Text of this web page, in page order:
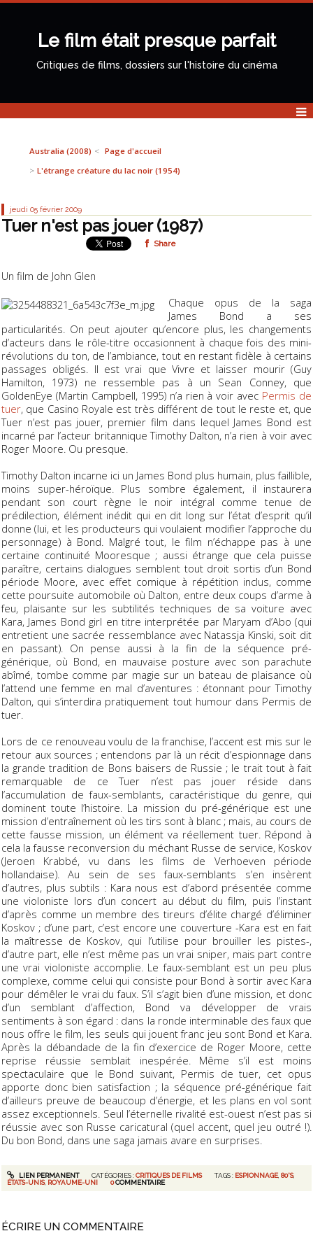
Le film était presque parfait
Critiques de films, dossiers sur l'histoire du cinéma
Australia (2008)
Page d'accueil
L'étrange créature du lac noir (1954)
jeudi 05 février 2009
Tuer n'est pas jouer (1987)
Share
Un film de John Glen
Chaque opus de la saga
James Bond a ses
particularités. On peut ajouter qu’encore plus, les changements
d’acteurs dans le rôle-titre occasionnent à chaque fois des mini-
révolutions du ton, de l’ambiance, tout en restant fidèle à certains
passages obligés. Il est vrai que Vivre et laisser mourir(Guy
Hamilton, 1973) ne ressemble pas à un Sean Conney, que
GoldenEye (Martin Campbell, 1995) n’a rien à voir avec Permis de
tuer, que Casino Royale est très différent de tout le reste et, que
Tuer n’est pas jouer, premier film dans lequel James Bond est
incarné par l’acteur britannique Timothy Dalton, n’a rien à voir avec
Roger Moore. Ou presque.
Timothy Dalton incarne ici un James Bond plus humain, plus faillible,
moins super-héroïque. Plus sombre également, il instaurera
pendant son court règne le noir intégral comme tenue de
prédilection, élément inédit qui en dit long sur l’état d’esprit qu’il
donne (lui, et les producteurs qui voulaient modifier l’approche du
personnage) à Bond. Malgré tout, le film n’échappe pas à une
certaine continuité Mooresque ; aussi étrange que cela puisse
paraître, certains dialogues semblent tout droit sortis d’un Bond
période Moore, avec effet comique à répétition inclus, comme
cette poursuite automobile où Dalton, entre deux coups d’arme à
feu, plaisante sur les subtilités techniques de sa voiture avec
Kara, James Bond girl en titre interprétée par Maryam d’Abo (qui
entretient une sacrée ressemblance avec Natassja Kinski, soit dit
en passant). On pense aussi à la fin de la séquence pré-
générique, où Bond, en mauvaise posture avec son parachute
abîmé, tombe comme par magie sur un bateau de plaisance où
l’attend une femme en mal d’aventures : étonnant pour Timothy
Dalton, qui s’interdira pratiquement tout humour dans Permis de
tuer
Lors de ce renouveau voulu de la franchise, l’accent est mis sur le
retour aux sources ; entendons par là un récit d’espionnage dans
la grande tradition de Bons baisers de Russie ; le trait tout à fait
remarquable de ceTuer n’est pas jouer réside dans
l’accumulation de faux-semblants, caractéristique du genre, qui
dominent toute l’histoire. La mission du pré-générique est une
mission d’entraînement où les tirs sont à blanc ; mais, au cours de
cette fausse mission, un élément va réellement tuer. Répond à
cela la fausse reconversion du méchant Russe de service, Koskov
(Jeroen Krabbé, vu dans les films de Verhoeven période
hollandaise). Au sein de ses faux-semblants s’en insèrent
d’autres, plus subtils : Kara nous est d’abord présentée comme
une violoniste lors d’un concert au début du film, puis l’instant
d’après comme un membre des tireurs d’élite chargé d’éliminer
Koskov ; d’une part, c’est encore une couverture -Kara est en fait
la maîtresse de Koskov, qui l’utilise pour brouiller les pistes-,
d’autre part, elle n’est même pas un vrai sniper, mais part contre
une vrai violoniste accomplie. Le faux-semblant est un peu plus
complexe, comme celui qui consiste pour Bond à sortir avec Kara
pour démêler le vrai du faux. S’il s’agit bien d’une mission, et donc
d’un semblant d’affection, Bond va développer de vrais
sentiments à son égard : dans la ronde interminable des faux que
nous offre le film, les seuls qui jouent franc jeu sont Bond et Kara.
Après la débandade de la fin d’exercice de Roger Moore, cette
reprise réussie semblait inespérée. Même s’il est moins
spectaculaire que le Bond suivant, Permis de tuer, cet opus
apporte donc bien satisfaction ; la séquence pré-générique fait
d’ailleurs preuve de beaucoup d’énergie, et les plans en vol sont
assez exceptionnels. Seul l’éternelle rivalité est-ouest n’est pas si
réussie avec son Russe caricatural (quel accent, quel jeu outré !).
Du bon Bond, dans une saga jamais avare en surprises.
LIEN PERMANENT CATÉGORIES :CRITIQUES DE FILMS TAGS : ESPIONNAGE,80'S,
ÉTATS-UNIS, ROYAUME-UNI 0COMMENTAIRE
ÉCRIRE UN COMMENTAIRE